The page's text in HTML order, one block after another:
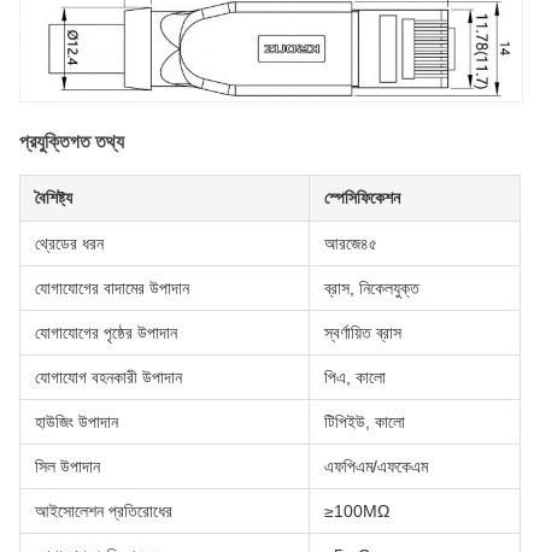
প্রযুক্তিগত তথ্য
বৈশিষ্ট্য স্পেসিফিকেশন
থ্রেডের ধরন আরজে৪৫
যোগাযোগের বাদামের উপাদান ব্রাস, নিকেলযুক্ত
যোগাযোগের পৃষ্ঠের উপাদান স্বর্ণায়িত ব্রাস
যোগাযোগ বহনকারী উপাদান পিএ, কালো
হাউজিং উপাদান টিপিইউ, কালো
সিল উপাদান এফপিএম/এফকেএম
আইসোলেশন প্রতিরোধের ≥100MΩ